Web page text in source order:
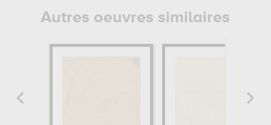
Autres oeuvres similaires